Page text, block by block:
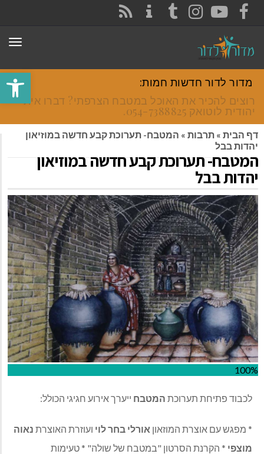
פתח
FACEBOOK
YOUTUBE
INSTAGRAM
TUMBLR
מדור לדור חדשות חמות:
רוצים להכיר את האוכל במטבח הצרפתי? דברו איתי
יהודית לוטואק 054-7388825.
דף הבית » תרבות » המטבח- תערוכת קבע חדשה במוזיאון
יהדות בבל
המטבח- תערוכת קבע חדשה במוזיאון
יהדות בבל
100%
לכבוד פתיחת תערוכת המטבח ייערך אירוע חגיגי הכולל:
* מפגש עם אוצרת המוזאון אורלי בחר לוי ועוזרת האוצרת נאוה
מוצפי * הקרנת הסרטון "במטבח של שולה" * טעימות